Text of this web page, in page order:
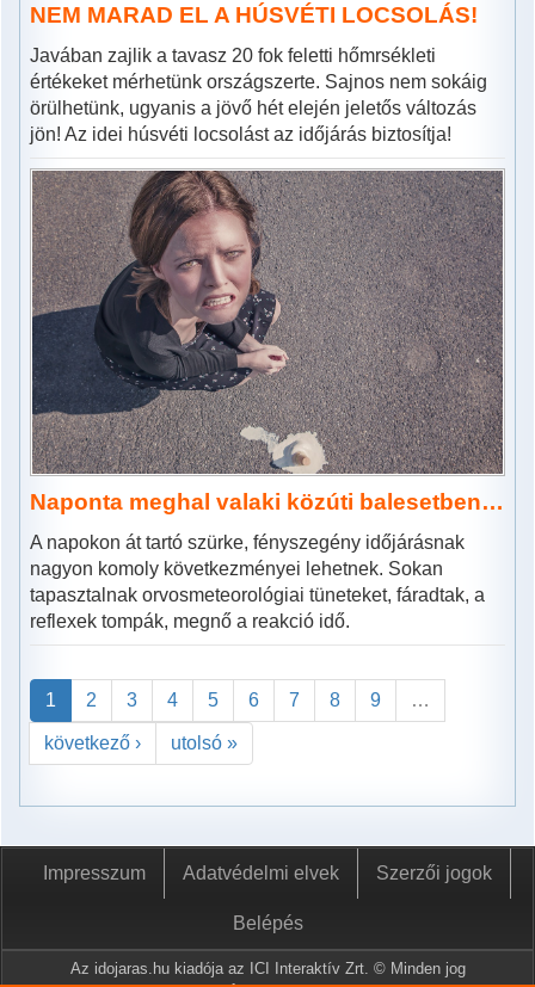
NEM MARAD EL A HÚSVÉTI LOCSOLÁS!
Javában zajlik a tavasz 20 fok feletti hőmrsékleti
értékeket mérhetünk országszerte. Sajnos nem sokáig
örülhetünk, ugyanis a jövő hét elején jeletős változás
jön! Az idei húsvéti locsolást az időjárás biztosítja!
Naponta meghal valaki közúti balesetben…
A napokon át tartó szürke, fényszegény időjárásnak
nagyon komoly következményei lehetnek. Sokan
tapasztalnak orvosmeteorológiai tüneteket, fáradtak, a
reflexek tompák, megnő a reakció idő.
1 2 3 4 5 6 7 8 9 …
következő › utolsó »
Impresszum Adatvédelmi elvek Szerzői jogok
Belépés
Az idojaras.hu kiadója az ICI Interaktív Zrt. © Minden jog